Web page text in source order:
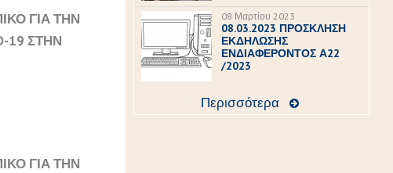
ΓΙΑ ΤΗΝ
19 ΣΤΗΝ
ΓΙΑ ΤΗΝ
08 Μαρτίου 2023
08.03.2023 ΠΡΟΣΚΛΗΣΗ
ΕΚΔΗΛΩΣΗΣ
ΕΝΔΙΑΦΕΡΟΝΤΟΣ Α22
/2023
Περισσότερα